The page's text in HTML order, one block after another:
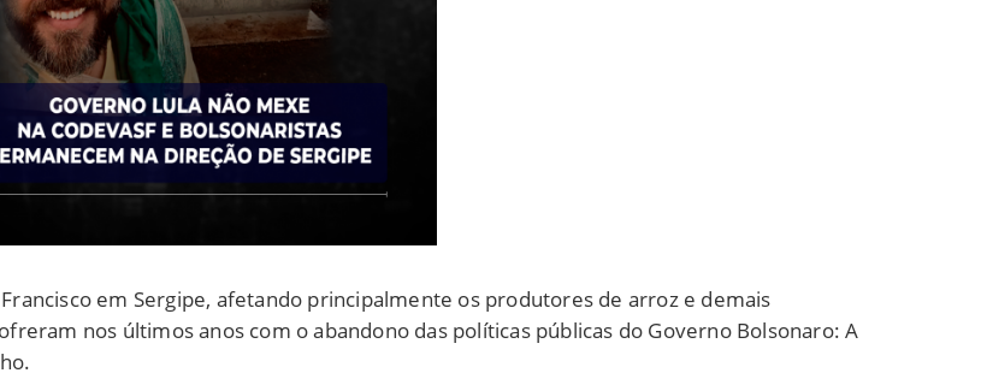
em Sergipe, afetando principalmente os produtores de arroz e demais
nos últimos anos com o abandono das políticas públicas do Governo Bolsonaro: A